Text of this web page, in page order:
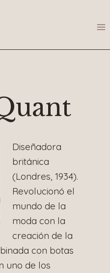
Diseñadora
británica
(Londres, 1934).
Revolucionó el
mundo de la
moda con la
creación de la
con botas
uno de los